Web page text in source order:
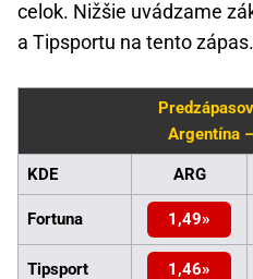
celok. Nižšie uvádzame
a Tipsportu na tento zápas.
Argentína
KDE ARG
Fortuna 1,49
Tipsport 1,46